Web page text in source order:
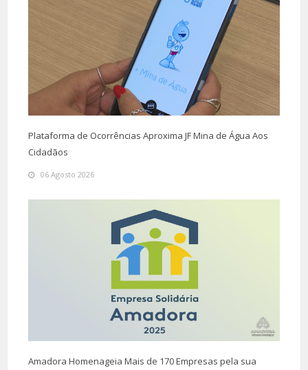
Plataforma de Ocorrências Aproxima JF Mina de Água Aos
Cidadãos
06 Agosto 2026
Amadora Homenageia Mais de 170 Empresas pela sua